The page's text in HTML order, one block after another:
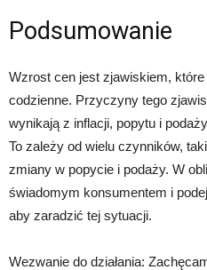
Podsumowanie
Wzrost cen jest zjawiskiem,
codzienne. Przyczyny tego
wynikają z inflacji, popytu i
To zależy od wielu czynników,
zmiany w popycie i podaży. W
świadomym konsumentem i
aby zaradzić tej sytuacji.
Wezwanie do działania: